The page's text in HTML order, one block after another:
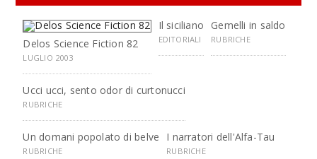
Delos Science Fiction 82
LUGLIO 2003
Il siciliano
EDITORIALI
Gemelli in saldo
RUBRICHE
Ucci ucci, sento odor di curtonucci
RUBRICHE
Un domani popolato di belve
RUBRICHE
I narratori dell'Alfa-Tau
RUBRICHE